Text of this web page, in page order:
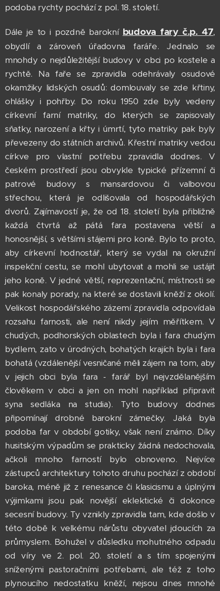
podoba rychty pochází z pol. 18. století.
Dále je to i pozdně barokní budova fary č.p. 47,
obydlí a zároveň úřadovna faráře. Jednalo se
mnohdy o nejdůležitější budovy v obci po kostele a
rychtě. Na faře se zpravidla odehrávaly osudové
okamžiky lidských osudů: domlouvaly se zde křtiny,
ohlášky i pohřby. Do roku 1950 zde byly vedeny
církevní farní matriky, do kterých se zapisovaly
sňatky, narození a křty i úmrtí, tyto matriky pak byly
převezeny do státních archivů. Křestní matriky vedou
církve pro vlastní potřebu zpravidla dodnes. V
českém prostředí jsou obvykle typické přízemní či
patrové budovy s mansardovou či valbovou
střechou, která je odlišovala od hospodářských
dvorů. Zajímavostí je, že od 18. století byla přibližně
každá čtvrtá až pátá fara postavena větší a
honosnější, s většími stájemi pro koně. Bylo to proto,
aby církevní hodnostář, který se vydal na okružní
inspekční cestu, se mohl ubytovat a mohli se ustájit
jeho koně. V jedné větší, reprezentační, místnosti se
pak konaly porady, na které se dostavili kněží z okolí.
Velikost hospodářského zázemí zpravidla odpovídala
rozsahu farnosti, ale není nikdy jejím měřítkem. V
chudých, podhorských oblastech byla i fara chudým
bydlem, zato v úrodných, bohatých krajích byla i fara
bohatá (vzdálenější vesničané měli zájem na tom, aby
v jejich obci byla fara - farář byl nejvzdělanějším
člověkem v obci a jen on mohl například připravit
syna sedláka na studia). Tyto budovy dodnes
připomínají drobné barokní zámečky. Jaká byla
podoba far v období gotiky, však není známo. Díky
husitským výpadům se prakticky žádná nedochovala,
ačkoli mnoho farností bylo obnoveno. Nejvíce
zástupců architektury tohoto druhu pochází z období
baroka, méně již z renesance či klasicismu a úplnými
výjimkami jsou pak novější eklektické či dokonce
secesní budovy. Ty vznikly zpravidla tam, kde došlo v
této době k velkému nárůstu obyvatel jdoucích za
průmyslem. Bohužel v důsledku mohutného odpadu
od víry ve 2. pol. 20. století a s tím spojenými
sníženými pastoračními potřebami, ale též z toho
plynoucího nedostatku kněží, nejsou dnes mnohé